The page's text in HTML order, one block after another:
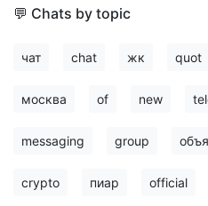
💬 Chats by topic
чат chat жк quot
москва of new
messaging group
crypto пиар official